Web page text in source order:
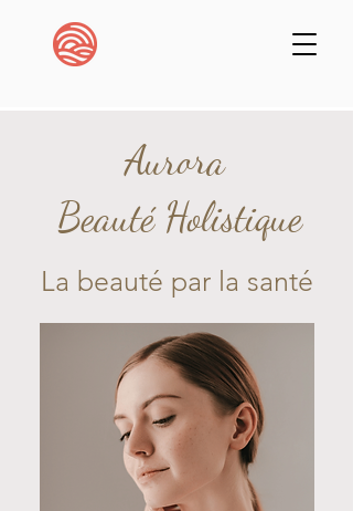
Aurora
Beauté Holistique
La beauté par la santé